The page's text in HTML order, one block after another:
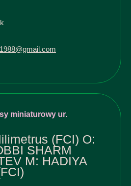
miniaturowy ur.
(FCI) O:
SHARM
M: HADIYA